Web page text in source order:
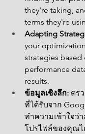
they're taking,
terms they're
Adapting
your
strategies based
performance
results.
ข้อมูลเชิงลึก: ตร
ที่ได้รับจาก
ทำความเข้าใจว่
โปรไฟล์ของคุณไ